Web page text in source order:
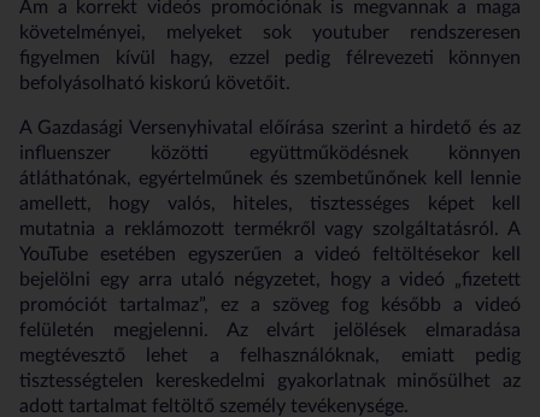
Ám a korrekt videós promóciónak is megvannak a maga
követelményei, melyeket sok youtuber rendszeresen
figyelmen kívül hagy, ezzel pedig félrevezeti könnyen
befolyásolható kiskorú követőit.
A Gazdasági Versenyhivatal előírása szerint a hirdető és az
influenszer közötti együttműködésnek könnyen
átláthatónak, egyértelműnek és szembetűnőnek kell lennie
amellett, hogy valós, hiteles, tisztességes képet kell
mutatnia a reklámozott termékről vagy szolgáltatásról. A
YouTube esetében egyszerűen a videó feltöltésekor kell
bejelölni egy arra utaló négyzetet, hogy a videó „fizetett
promóciót tartalmaz”, ez a szöveg fog később a videó
felületén megjelenni. Az elvárt jelölések elmaradása
megtévesztő lehet a felhasználóknak, emiatt pedig
tisztességtelen kereskedelmi gyakorlatnak minősülhet az
adott tartalmat feltöltő személy tevékenysége.